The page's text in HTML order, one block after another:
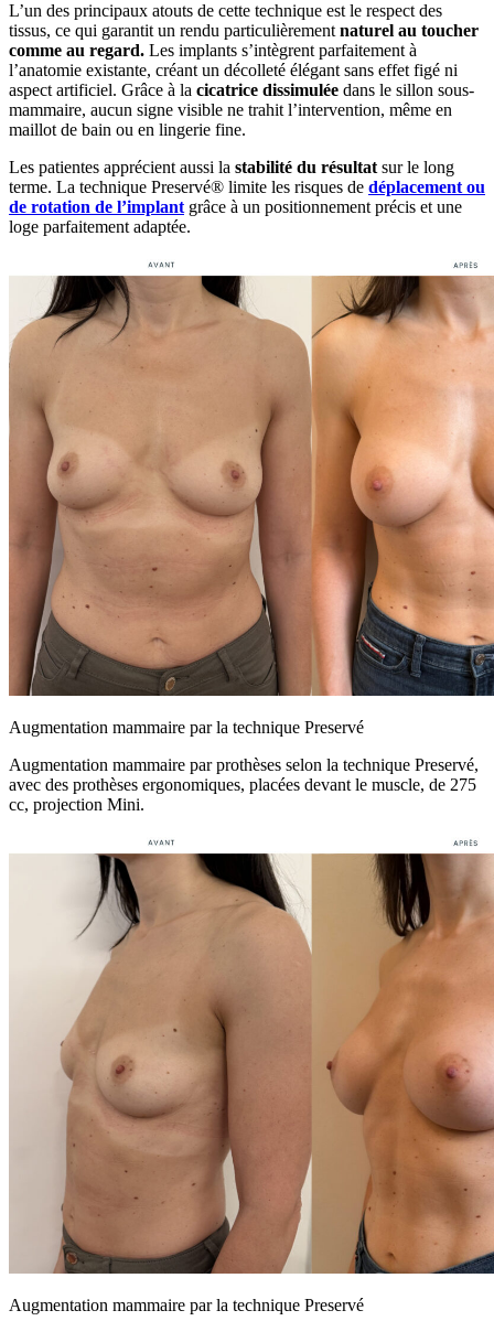
L’un des principaux atouts de cette technique est le respect des
tissus, ce qui garantit un rendu particulièrement naturel au toucher
comme au regard. Les implants s’intègrent parfaitement à
l’anatomie existante, créant un décolleté élégant sans effet figé ni
aspect artificiel. Grâce à la cicatrice dissimulée dans le sillon sous-
mammaire, aucun signe visible ne trahit l’intervention, même en
maillot de bain ou en lingerie fine.
Les patientes apprécient aussi la stabilité du résultat sur le long
terme. La technique Preservé® limite les risques de déplacement ou
de rotation de l’implant grâce à un positionnement précis et une
loge parfaitement adaptée.
Augmentation mammaire par la technique Preservé
Augmentation mammaire par prothèses selon la technique Preservé,
avec des prothèses ergonomiques, placées devant le muscle, de 275
cc, projection Mini.
Augmentation mammaire par la technique Preservé